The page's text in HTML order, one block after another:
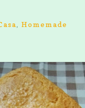
,Homemade